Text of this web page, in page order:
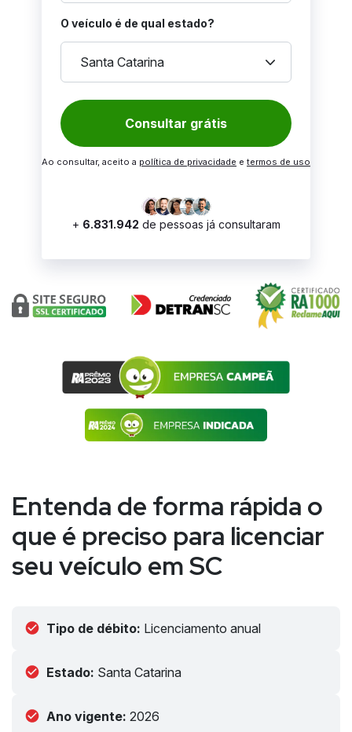
O veículo é de qual estado?
Santa Catarina keyboard_arrow_down
Consultar grátis
Ao consultar, aceito a política de privacidade e termos de uso
+ 6.831.942 de pessoas já consultaram
Entenda de forma rápida o
que é preciso para licenciar
seu veículo em SC
Tipo de débito: Licenciamento anual
Estado: Santa Catarina
Ano vigente: 2026